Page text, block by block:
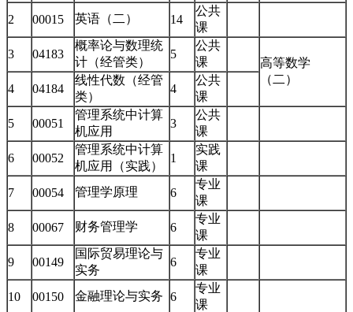
2
00015 英语（二） 14
公共
课
3
04183
概率论与数理统
计（经管类）
5
公共
课
高等数学
（二）
4 04184
线性代数（经管
类）
4
公共
课
5
00051
管理系统中计算
机应用
3
公共
课
6
00052
管理系统中计算
机应用（实践）
1
实践
课
7
00054 管理学原理 6
专业
课
8
00067 财务管理学 6
专业
课
9
00149
国际贸易理论与
实务
6
专业
课
10
00150 金融理论与实务 6
专业
课